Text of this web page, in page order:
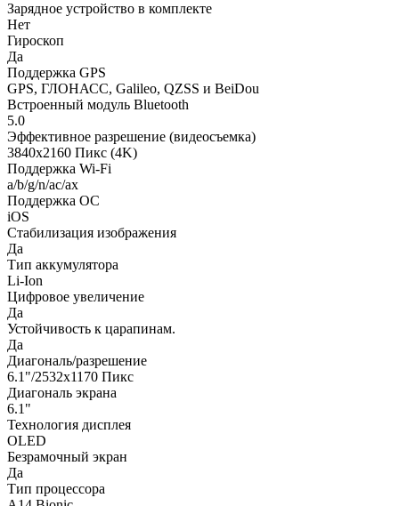
Зарядное устройство в комплекте
Нет
Гироскоп
Да
Поддержка GPS
GPS, ГЛОНАСС, Galileo, QZSS и BeiDou
Встроенный модуль Bluetooth
5.0
Эффективное разрешение (видеосъемка)
3840x2160 Пикс (4K)
Поддержка Wi-Fi
a/b/g/n/ac/ax
Поддержка ОС
iOS
Стабилизация изображения
Да
Тип аккумулятора
Li-Ion
Цифровое увеличение
Да
Устойчивость к царапинам.
Да
Диагональ/разрешение
6.1"/2532x1170 Пикс
Диагональ экрана
6.1"
Технология дисплея
OLED
Безрамочный экран
Да
Тип процессора